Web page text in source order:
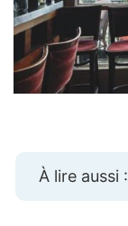
À lire aussi